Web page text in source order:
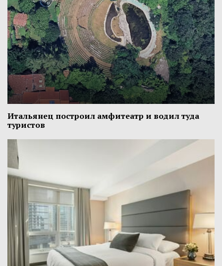
Итальянец построил амфитеатр и водил туда
туристов